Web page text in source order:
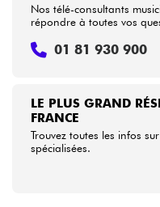
LE PLUS GRAND
FRANCE
Trouvez toutes les infos
spécialisées.
Nos télé-consultants
répondre à toutes vos
01 81 930 900